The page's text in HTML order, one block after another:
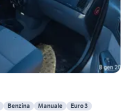
Benzina Manuale Euro 3